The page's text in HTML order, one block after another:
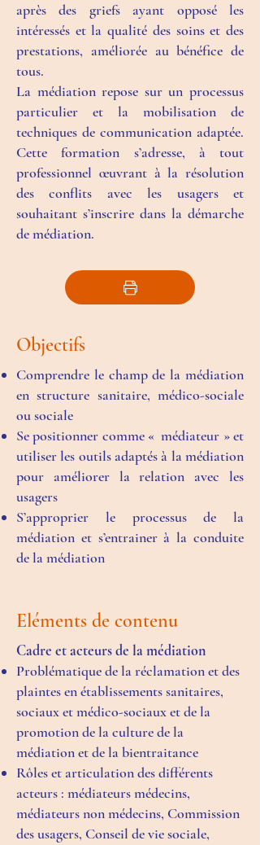
après des griefs ayant opposé les
intéressés et la qualité des soins et des
prestations, améliorée au bénéfice de
tous.
La médiation repose sur un processus
particulier et la mobilisation de
techniques de communication adaptée.
Cette formation s’adresse, à tout
professionnel œuvrant à la résolution
des conflits avec les usagers et
souhaitant s’inscrire dans la démarche
de médiation.
Objectifs
Comprendre le champ de la médiation
en structure sanitaire, médico-sociale
ou sociale
Se positionner comme « médiateur » et
utiliser les outils adaptés à la médiation
pour améliorer la relation avec les
usagers
S’approprier le processus de la
médiation et s’entrainer à la conduite
de la médiation
Eléments de contenu
Cadre et acteurs de la médiation
Problématique de la réclamation et des
plaintes en établissements sanitaires,
sociaux et médico-sociaux et de la
promotion de la culture de la
médiation et de la bientraitance
Rôles et articulation des différents
acteurs : médiateurs médecins,
médiateurs non médecins, Commission
des usagers, Conseil de vie sociale,